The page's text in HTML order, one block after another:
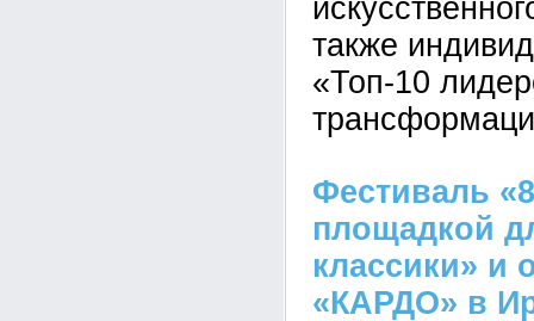
также
«Топ-10
Фестиваль
площадкой
классики» и
«КАРДО» в